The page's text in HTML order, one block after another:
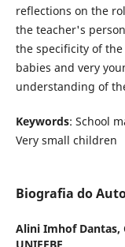
reflections on the
the teacher's
the specificity of
babies and very
understanding of
Keywords: School
Very small children
Biografia do
Alini Imhof Dantas,
UNIFEBE